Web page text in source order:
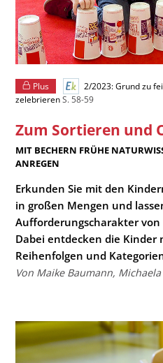
Plus
2/2023: Grund zu
zelebrierenS. 58-59
Zum Sortieren und
:
MIT BECHERN FRÜHE
ANREGEN
Erkunden Sie mit den
in großen Mengen und
Aufforderungscharakter
Dabei entdecken die Kinder
Reihenfolgen und
Von Maike Baumann,